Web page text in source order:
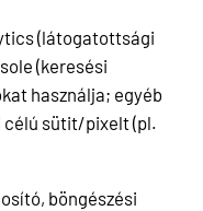
(látogatottsági
(keresési
használja; egyéb
célú sütit/pixelt (pl.
böngészési